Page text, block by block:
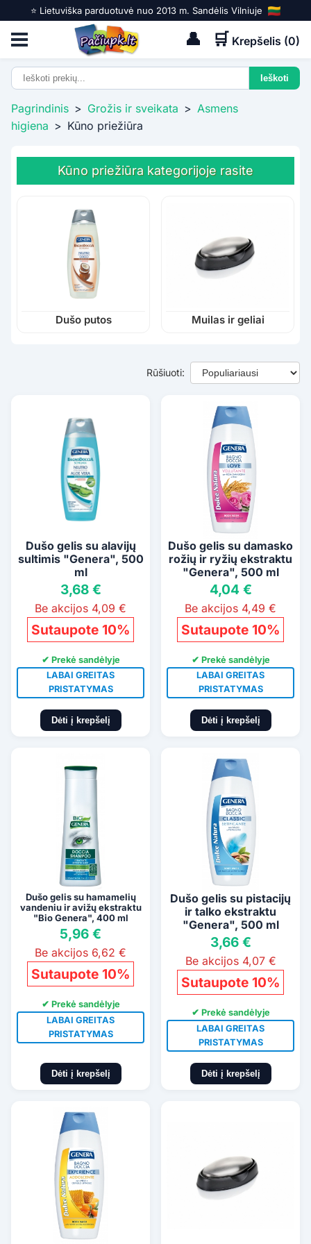
⭐️ Lietuviška parduotuvė nuo 2013 m. Sandėlis Vilniuje
👤 🛒 Krepšelis (0)
Pagrindinis > Grožis ir sveikata > Asmens
higiena > Kūno priežiūra
Kūno priežiūra kategorijoje rasite
Dušo putos Muilas ir geliai
Rūšiuoti:
Dušo gelis su alavijų
sultimis "Genera", 500
ml
3,68 €
Be akcijos 4,09 €
Sutaupote 10%
✔ Prekė sandėlyje
LABAI GREITAS
PRISTATYMAS
Dėti į krepšelį
Dušo gelis su damasko
rožių ir ryžių ekstraktu
"Genera", 500 ml
4,04 €
Be akcijos 4,49 €
Sutaupote 10%
✔ Prekė sandėlyje
LABAI GREITAS
PRISTATYMAS
Dėti į krepšelį
Dušo gelis su hamamelių
vandeniu ir avižų ekstraktu
"Bio Genera", 400 ml
5,96 €
Be akcijos 6,62 €
Sutaupote 10%
✔ Prekė sandėlyje
LABAI GREITAS
PRISTATYMAS
Dėti į krepšelį
Dušo gelis su pistacijų
ir talko ekstraktu
"Genera", 500 ml
3,66 €
Be akcijos 4,07 €
Sutaupote 10%
✔ Prekė sandėlyje
LABAI GREITAS
PRISTATYMAS
Dėti į krepšelį